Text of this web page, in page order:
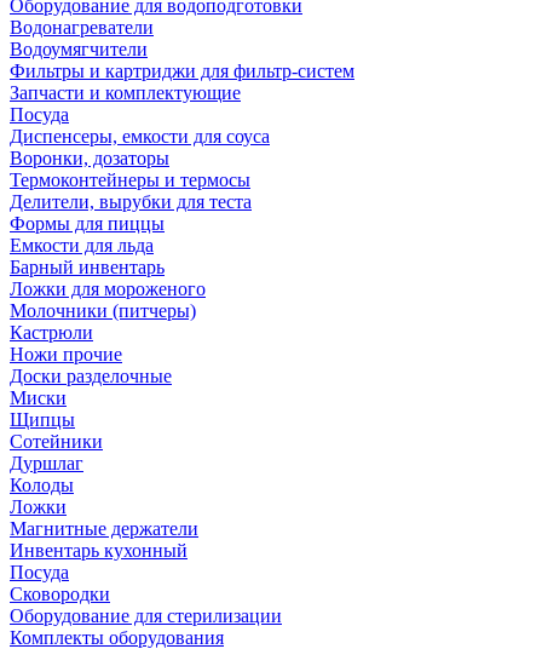
Оборудование для водоподготовки
Водонагреватели
Водоумягчители
Фильтры и картриджи для фильтр-систем
Запчасти и комплектующие
Посуда
Диспенсеры, емкости для соуса
Воронки, дозаторы
Термоконтейнеры и термосы
Делители, вырубки для теста
Формы для пиццы
Емкости для льда
Барный инвентарь
Ложки для мороженого
Молочники (питчеры)
Кастрюли
Ножи прочие
Доски разделочные
Миски
Щипцы
Сотейники
Дуршлаг
Колоды
Ложки
Магнитные держатели
Инвентарь кухонный
Посуда
Сковородки
Оборудование для стерилизации
Комплекты оборудования